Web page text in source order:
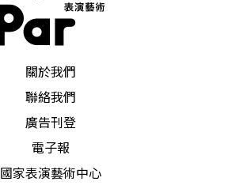
關於我們
聯絡我們
廣告刊登
電子報
國家表演藝術中心